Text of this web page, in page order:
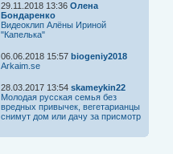
29.11.2018 13:36 Олена
Бондаренко
Видеоклип Алёны Ириной
"Капелька"
06.06.2018 15:57 biogeniy2018
Arkaim.se
28.03.2017 13:54 skameykin22
Молодая русская семья без
вредных привычек, вегетарианцы
снимут дом или дачу за присмотр